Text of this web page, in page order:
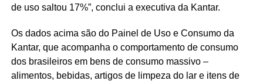
de uso saltou 17%”, conclui a executiva da Kantar.
Os dados acima são do Painel de Uso e Consumo da
Kantar, que acompanha o comportamento de consumo
dos brasileiros em bens de consumo massivo –
alimentos, bebidas, artigos de limpeza do lar e itens de